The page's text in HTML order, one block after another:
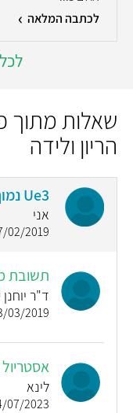
לכתבה המלאה
שאלות מתוך
הריון ולידה
Ue3 נמוך
אני
2019 | 17:19
תשובת
ד"ר
2019 | 22:03
אסטריול
לינא
2023 | 11:34